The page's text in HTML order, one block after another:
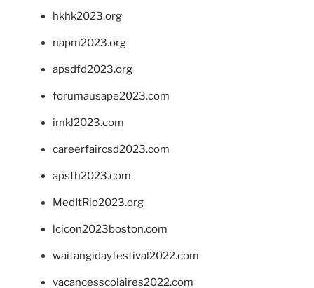
hkhk2023.org
napm2023.org
apsdfd2023.org
forumausape2023.com
imkl2023.com
careerfaircsd2023.com
apsth2023.com
MedItRio2023.org
lcicon2023boston.com
waitangidayfestival2022.com
vacancesscolaires2022.com